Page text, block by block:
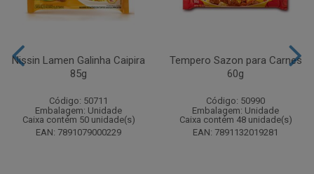
Nissin Lamen Galinha Caipira
85g
Código: 50711
Embalagem: Unidade
Caixa contém 50 unidade(s)
EAN: 7891079000229
Tempero Sazon para Carnes
60g
Código: 50990
Embalagem: Unidade
Caixa contém 48 unidade(s)
EAN: 7891132019281